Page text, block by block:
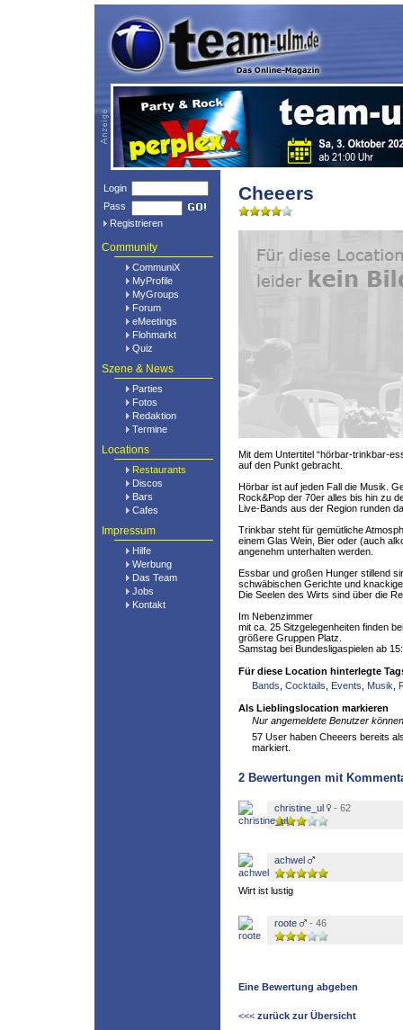
Login
Pass
Registrieren
Community
CommuniX
MyProfile
MyGroups
Forum
eMeetings
Flohmarkt
Quiz
Szene & News
Parties
Fotos
Redaktion
Termine
Locations
Restaurants
Discos
Bars
Cafes
Impressum
Hilfe
Werbung
Das Team
Jobs
Kontakt
Cheeers
Mit dem Untertitel “hörbar-trinkbar-
auf den Punkt gebracht.
Hörbar ist auf jeden Fall die Musik.
Rock&Pop der 70er alles bis hin zu
Live-Bands aus der Region runden
Trinkbar steht für gemütliche
einem Glas Wein, Bier oder (auch
angenehm unterhalten werden.
Essbar und großen Hunger stillend
schwäbischen Gerichte und
Die Seelen des Wirts sind über die
Im Nebenzimmer
mit ca. 25 Sitzgelegenheiten finden
größere Gruppen Platz.
Samstag bei Bundesligaspielen ab
Für diese Location hinterlegte
Bands Cocktails Events Musik
Als Lieblingslocation markieren
Nur angemeldete Benutzer
57 User haben Cheeers bereits
markiert.
2 Bewertungen mit
christine_ul - 62
achwel
Wirt ist lustig
roote - 46
Eine Bewertung abgeben
<<< zurück zur Übersicht